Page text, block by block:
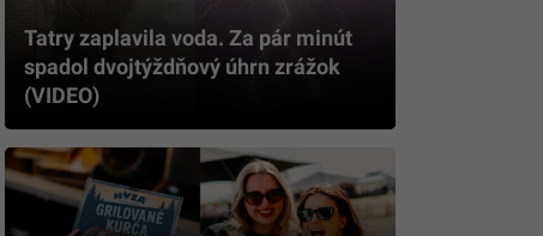
Tatry zaplavila voda. Za pár minút
spadol dvojtýždňový úhrn zrážok
(VIDEO)